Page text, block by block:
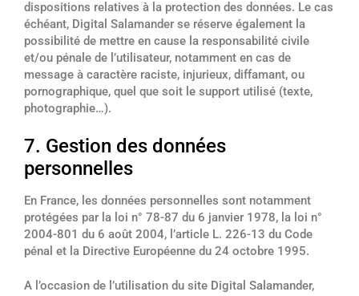
dispositions relatives à la protection des données. Le cas
échéant, Digital Salamander se réserve également la
possibilité de mettre en cause la responsabilité civile
et/ou pénale de l’utilisateur, notamment en cas de
message à caractère raciste, injurieux, diffamant, ou
pornographique, quel que soit le support utilisé (texte,
photographie…).
7. Gestion des données
personnelles
En France, les données personnelles sont notamment
protégées par la loi n° 78-87 du 6 janvier 1978, la loi n°
2004-801 du 6 août 2004, l’article L. 226-13 du Code
pénal et la Directive Européenne du 24 octobre 1995.
A l’occasion de l’utilisation du site Digital Salamander,